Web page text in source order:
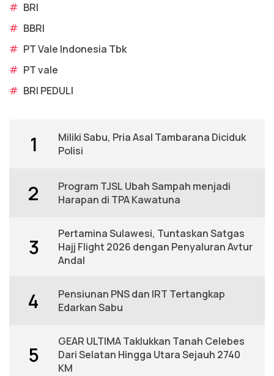
# BRI
# BBRI
# PT Vale Indonesia Tbk
# PT vale
# BRI PEDULI
1
Miliki Sabu, Pria Asal Tambarana Diciduk
Polisi
2
Program TJSL Ubah Sampah menjadi
Harapan di TPA Kawatuna
3
Pertamina Sulawesi, Tuntaskan Satgas
Hajj Flight 2026 dengan Penyaluran Avtur
Andal
4
Pensiunan PNS dan IRT Tertangkap
Edarkan Sabu
5
GEAR ULTIMA Taklukkan Tanah Celebes
Dari Selatan Hingga Utara Sejauh 2740
KM